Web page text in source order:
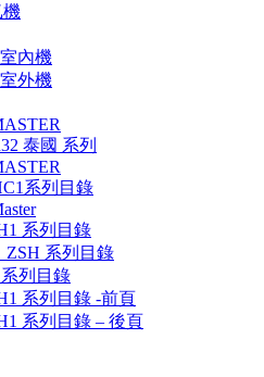
機
內機
外機
泰國 系列
系列目錄
系列目錄
系列目錄
系列目錄
系列目錄 -前頁
系列目錄 – 後頁